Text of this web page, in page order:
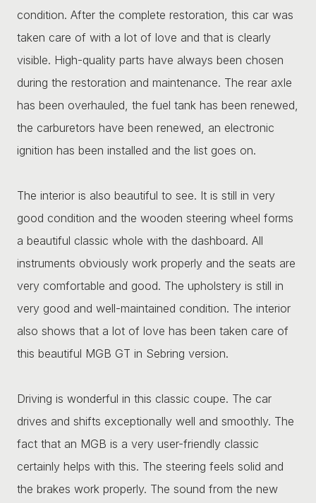
condition. After the complete restoration, this car was
taken care of with a lot of love and that is clearly
visible. High-quality parts have always been chosen
during the restoration and maintenance. The rear axle
has been overhauled, the fuel tank has been renewed,
the carburetors have been renewed, an electronic
ignition has been installed and the list goes on.
The interior is also beautiful to see. It is still in very
good condition and the wooden steering wheel forms
a beautiful classic whole with the dashboard. All
instruments obviously work properly and the seats are
very comfortable and good. The upholstery is still in
very good and well-maintained condition. The interior
also shows that a lot of love has been taken care of
this beautiful MGB GT in Sebring version.
Driving is wonderful in this classic coupe. The car
drives and shifts exceptionally well and smoothly. The
fact that an MGB is a very user-friendly classic
certainly helps with this. The steering feels solid and
the brakes work properly. The sound from the new